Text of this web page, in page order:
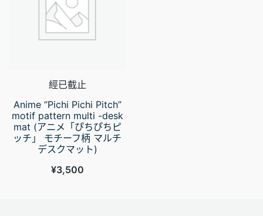
經已截止
Anime “Pichi Pichi Pitch”
motif pattern multi -desk
mat (アニメ「ぴちぴちピ
ッチ」 モチーフ柄 マルチ
デスクマット)
¥3,500